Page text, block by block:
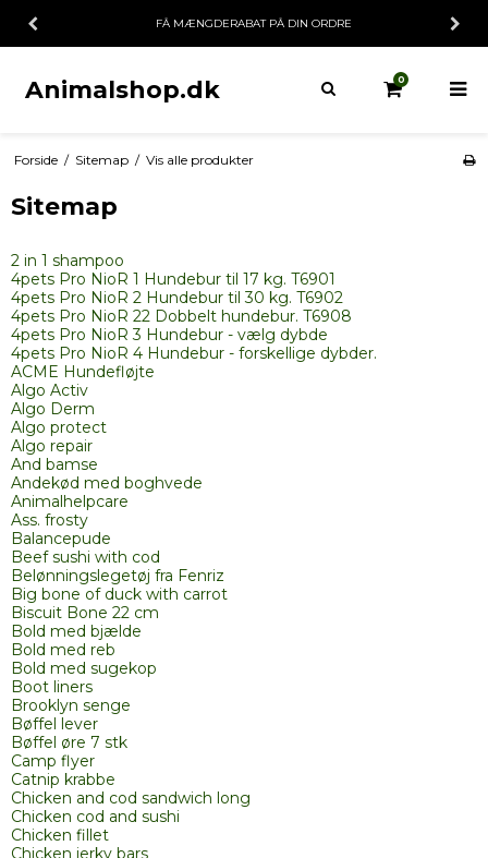
FÅ MÆNGDERABAT PÅ DIN ORDRE
Animalshop.dk 0
Forside / Sitemap / Vis alle produkter
Sitemap
2 in 1 shampoo
4pets Pro NioR 1 Hundebur til 17 kg. T6901
4pets Pro NioR 2 Hundebur til 30 kg. T6902
4pets Pro NioR 22 Dobbelt hundebur. T6908
4pets Pro NioR 3 Hundebur - vælg dybde
4pets Pro NioR 4 Hundebur - forskellige dybder.
ACME Hundefløjte
Algo Activ
Algo Derm
Algo protect
Algo repair
And bamse
Andekød med boghvede
Animalhelpcare
Ass. frosty
Balancepude
Beef sushi with cod
Belønningslegetøj fra Fenriz
Big bone of duck with carrot
Biscuit Bone 22 cm
Bold med bjælde
Bold med reb
Bold med sugekop
Boot liners
Brooklyn senge
Bøffel lever
Bøffel øre 7 stk
Camp flyer
Catnip krabbe
Chicken and cod sandwich long
Chicken cod and sushi
Chicken fillet
Chicken jerky bars